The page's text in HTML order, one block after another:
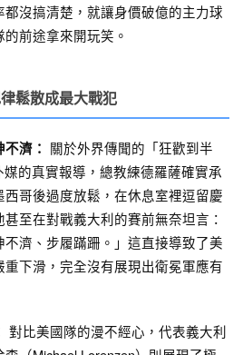
沒搞清楚，就讓身價破億的主力球
前途拿來開玩笑。
鬆散成最大戰犯
濟： 關於外界傳聞的「狂歡到半
媒的真實報導，總教練德羅薩確實承
哥後過度放鬆，在休息室裡逗留慶
至在對戰義大利的賽前無奈坦言：
不濟、步履蹣跚。」這直接導致了美
下滑，完全沒有展現出衛冕軍應有
對比美國隊的漫不經心，代表義大利